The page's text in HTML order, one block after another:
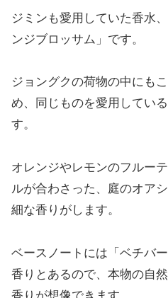
ジミンも愛用していた香水
ンジブロッサム」です。
ジョングクの荷物の中にも
め、同じものを愛用してい
す。
オレンジやレモンのフルー
ルが合わさった、庭のオア
細な香りがします。
ベースノートには「ベチバ
香りとあるので、本物の自
香りが想像できます。